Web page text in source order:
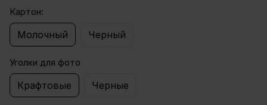
Картон:
Молочный Черный
Уголки для фото
Крафтовые Черные